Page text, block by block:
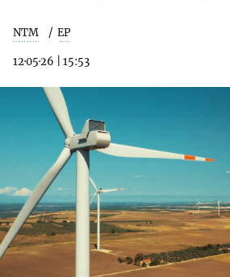
NTM EP
12·05·26 15:53